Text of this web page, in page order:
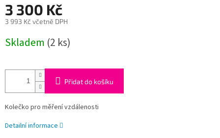
3 300 Kč
3 993 Kč včetně DPH
cena:
Skladem (2 ks)
Přidat do košíku
Kolečko pro měření vzdálenosti
Detailní informace